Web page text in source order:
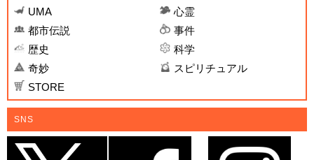
UMA
心霊
都市伝説
事件
歴史
科学
奇妙
スピリチュアル
STORE
SNS